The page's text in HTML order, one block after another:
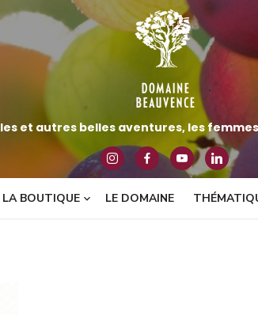
et autres belles aventures, les
LA BOUTIQUE LE DOMAINE